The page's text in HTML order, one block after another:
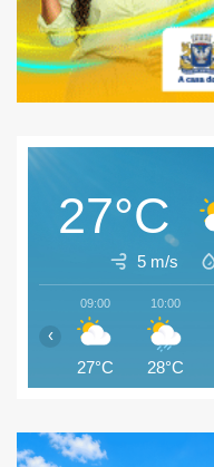
27°C
5 m/s
09:00
27°C
10:00
28°C
‹